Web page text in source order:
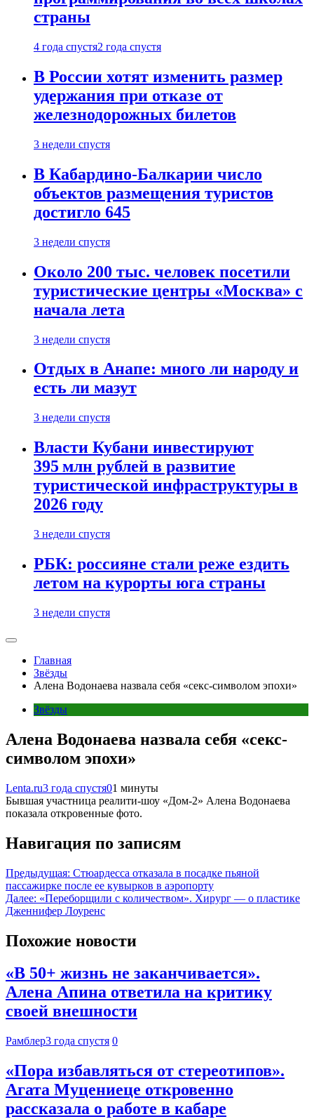
страны
4 года спустя2 года спустя
В России хотят изменить размер
удержания при отказе от
железнодорожных билетов
3 недели спустя
В Кабардино-Балкарии число
объектов размещения туристов
достигло 645
3 недели спустя
Около 200 тыс. человек посетили
туристические центры «Москва» с
начала лета
3 недели спустя
Отдых в Анапе: много ли народу и
есть ли мазут
3 недели спустя
Власти Кубани инвестируют
395 млн рублей в развитие
туристической инфраструктуры в
2026 году
3 недели спустя
РБК: россияне стали реже ездить
летом на курорты юга страны
3 недели спустя
Главная
Звёзды
Алена Водонаева назвала себя «секс-символом эпохи»
Звёзды
Алена Водонаева назвала себя «секс-
символом эпохи»
Lenta.ru3 года спустя01 минуты
Бывшая участница реалити-шоу «Дом-2» Алена Водонаева
показала откровенные фото.
Навигация по записям
Предыдущая: Стюардесса отказала в посадке пьяной
пассажирке после ее кувырков в аэропорту
Далее: «Переборщили с количеством». Хирург — о пластике
Дженнифер Лоуренс
Похожие новости
«В 50+ жизнь не заканчивается».
Алена Апина ответила на критику
своей внешности
Рамблер3 года спустя 0
«Пора избавляться от стереотипов».
Агата Муцениеце откровенно
рассказала о работе в кабаре